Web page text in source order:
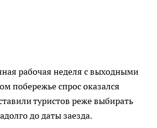
рабочая неделя с выходными
побережье спрос оказался
туристов реже выбирать
до даты заезда.